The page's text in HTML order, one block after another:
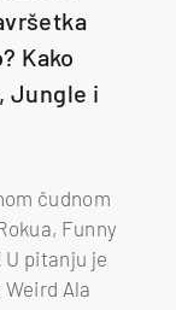
Kako
Jungle i
čudnom
Funny
U pitanju je
Ala